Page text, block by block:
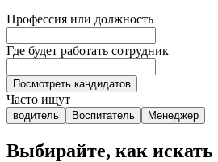
Профессия или должность
Где будет работать сотрудник
Посмотреть кандидатов
Часто ищут
водитель Воспитатель Менеджер
Выбирайте, как искать